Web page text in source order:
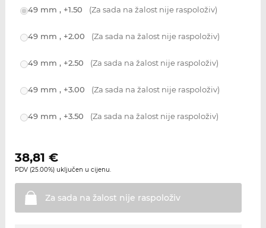
49 mm , +1.50 (Za sada na žalost nije raspoloživ)
49 mm , +2.00 (Za sada na žalost nije raspoloživ)
49 mm , +2.50 (Za sada na žalost nije raspoloživ)
49 mm , +3.00 (Za sada na žalost nije raspoloživ)
49 mm , +3.50 (Za sada na žalost nije raspoloživ)
38,81 €
PDV (25.00%) uključen u cijenu.
Za sada na žalost nije raspoloživ